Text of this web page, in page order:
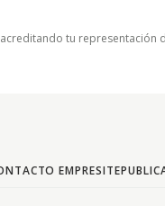
tu representación
EMPRESITE